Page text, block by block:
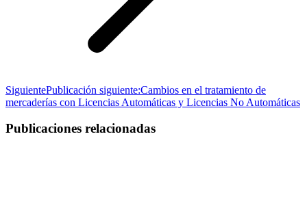
SiguientePublicación siguiente:Cambios en el tratamiento de
mercaderías con Licencias Automáticas y Licencias No Automáticas
Publicaciones relacionadas